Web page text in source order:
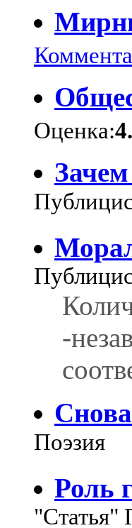
Оценка:
-
Поэзия
Роль
"Статья"